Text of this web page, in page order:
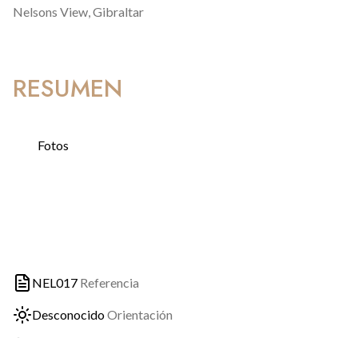
Nelsons View,Gibraltar
RESUMEN
Fotos
NEL017 Referencia
DesconocidoOrientación